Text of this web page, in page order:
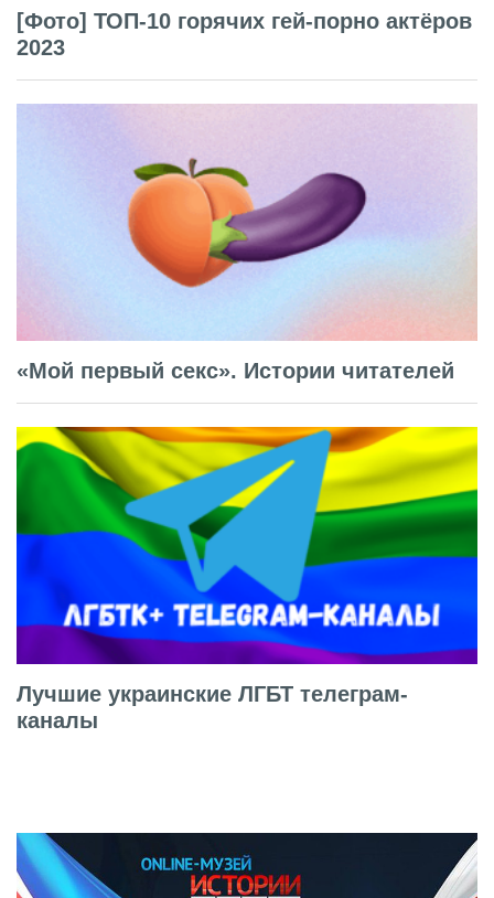
[Фото] ТОП-10 горячих гей-порно актёров
2023
«Мой первый секс». Истории читателей
Лучшие украинские ЛГБТ телеграм-
каналы